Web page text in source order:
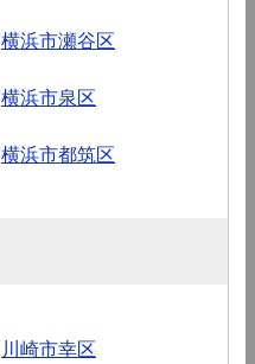
横浜市瀬谷区
横浜市泉区
横浜市都筑区
川崎市幸区